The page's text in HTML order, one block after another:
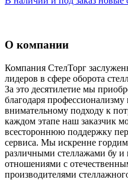
О компании
Компания СтелТорг
лидеров в сфере оборота
За это десятилетие мы
благодаря
внимательному подходу к
каждом этапе наш заказчик
всестороннюю поддержку
сервиса. Мы искренне
различными стеллажами бу
отношениями с
производителями